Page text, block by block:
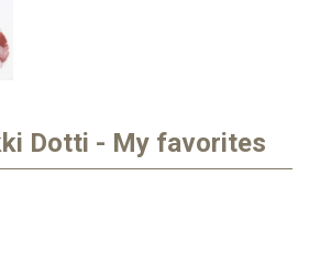
Dotti - My favorites